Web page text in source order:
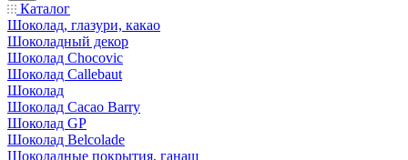
Каталог
Шоколад, глазури, какао
Шоколадный декор
Шоколад Chocovic
Шоколад Callebaut
Шоколад
Шоколад Cacao Barry
Шоколад GP
Шоколад Belcolade
Шоколадные покрытия, ганаш